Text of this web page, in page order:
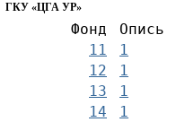
ГКУ «ЦГА УР»
Фонд
Опись
11
1
12
1
13
1
14
1